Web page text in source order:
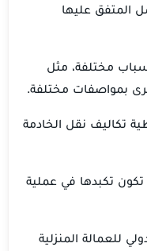
المتفق عليها
مختلفة، مثل
بمواصفات مختلفة.
تكاليف نقل الخادمة
تكبدها في عملية
للعمالة المنزلية